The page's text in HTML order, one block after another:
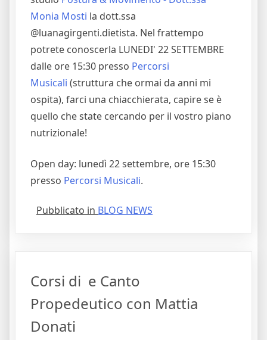
Monia Mosti la dott.ssa
@luanagirgenti.dietista. Nel frattempo
potrete conoscerla LUNEDI' 22 SETTEMBRE
dalle ore 15:30 presso Percorsi
Musicali (struttura che ormai da anni mi
ospita), farci una chiacchierata, capire se è
quello che state cercando per il vostro piano
nutrizionale!
Open day: lunedì 22 settembre, ore 15:30
presso Percorsi Musicali.
Pubblicato in BLOG NEWS
Corsi di e Canto
Propedeutico con Mattia
Donati